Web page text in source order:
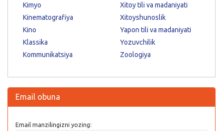
Kimyo
Kinematografiya
Kino
Klassika
Kommunikatsiya
Xitoy tili va madaniyati
Xitoyshunoslik
Yapon tili va madaniyati
Yozuvchilik
Zoologiya
Email obuna
Email manzilingizni yozing: